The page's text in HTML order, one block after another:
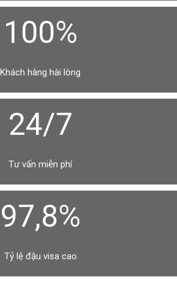
100%
Khách hàng hài lòng
24/7
Tư vấn miễn phí
97,8%
Tỷ lệ đậu visa cao